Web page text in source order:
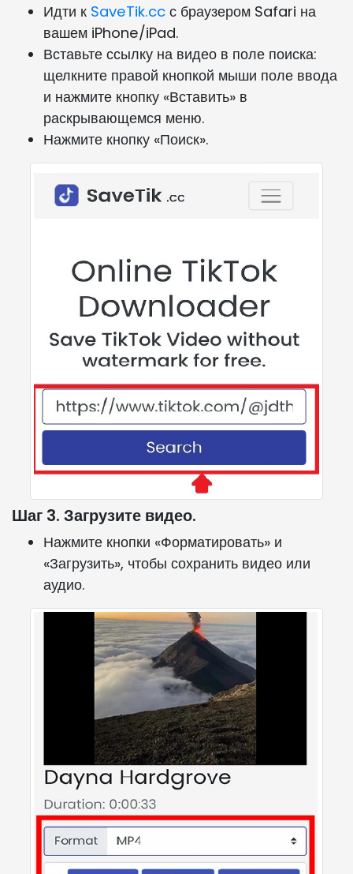
Идти к SaveTik.cc с браузером Safari на
вашем iPhone/iPad.
Вставьте ссылку на видео в поле поиска:
щелкните правой кнопкой мыши поле ввода
и нажмите кнопку «Вставить» в
раскрывающемся меню.
Нажмите кнопку «Поиск».
Шаг 3. Загрузите видео.
Нажмите кнопки «Форматировать» и
«Загрузить», чтобы сохранить видео или
аудио.